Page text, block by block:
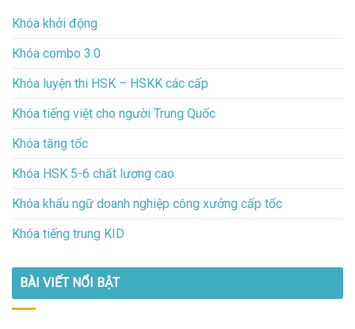
Khóa khởi động
Khóa combo 3.0
Khóa luyện thi HSK – HSKK các cấp
Khóa tiếng việt cho người Trung Quốc
Khóa tăng tốc
Khóa HSK 5-6 chất lượng cao
Khóa khẩu ngữ doanh nghiệp công xưởng cấp tốc
Khóa tiếng trung KID
BÀI VIẾT NỔI BẬT